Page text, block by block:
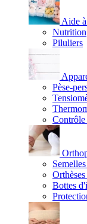
Aide
Nutrition
Piluliers
Pèse-
Bottes